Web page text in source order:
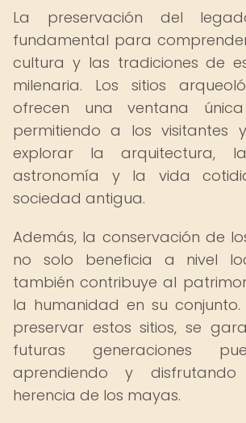
La preservación del
fundamental para
cultura y las tradiciones de
milenaria. Los sitios
ofrecen una ventana
permitiendo a los visitantes
explorar la arquitectura,
astronomía y la vida
sociedad antigua.
Además, la conservación de
no solo beneficia a nivel
también contribuye al
la humanidad en su
preservar estos sitios, se
futuras generaciones
aprendiendo y
herencia de los mayas.